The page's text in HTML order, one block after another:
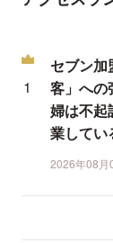
セブン加
客」への
婦は不
業してい
2026年08月